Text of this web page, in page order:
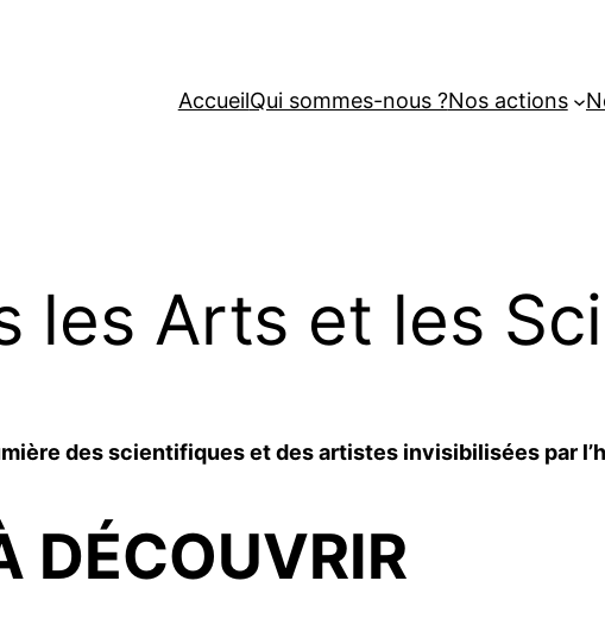
AccueilQui sommes-nous ?Nos actions
les Arts et les
des scientifiques et des artistes invisibilisées par
DÉCOUVRIR